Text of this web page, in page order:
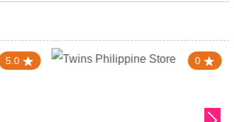
5.0 0